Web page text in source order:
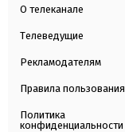
О телеканале
Телеведущие
Рекламодателям
Правила пользования
Политика
конфиденциальности